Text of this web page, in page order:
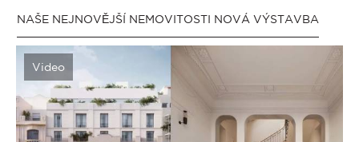
NAŠE NEJNOVĚJŠÍ NEMOVITOSTI NOVÁ VÝSTAVBA
Video